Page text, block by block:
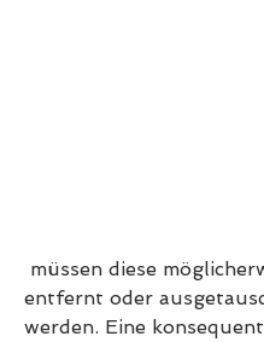
entfernt oder
werden. Eine